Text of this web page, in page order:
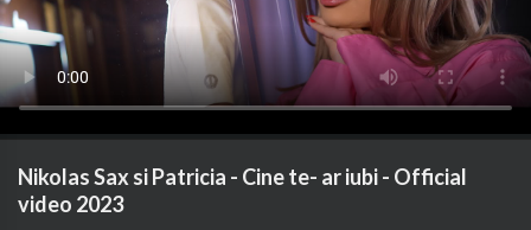
Nikolas Sax si Patricia - Cine te- ar iubi - Official
video 2023